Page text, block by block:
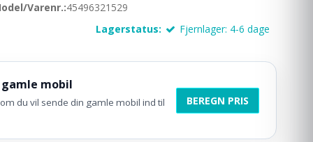
Varenr.:45496321529
Lagerstatus:
Fjernlager: 4-6 dage
mobil
du vil sende din gamle mobil ind til
BEREGN PRIS